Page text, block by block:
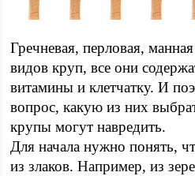
Гречневая, перловая,
видов круп, все они
витамины и клетчатку. И
вопрос, какую из них
крупы могут навредить.
Для начала нужно понять,
из злаков. Например, из